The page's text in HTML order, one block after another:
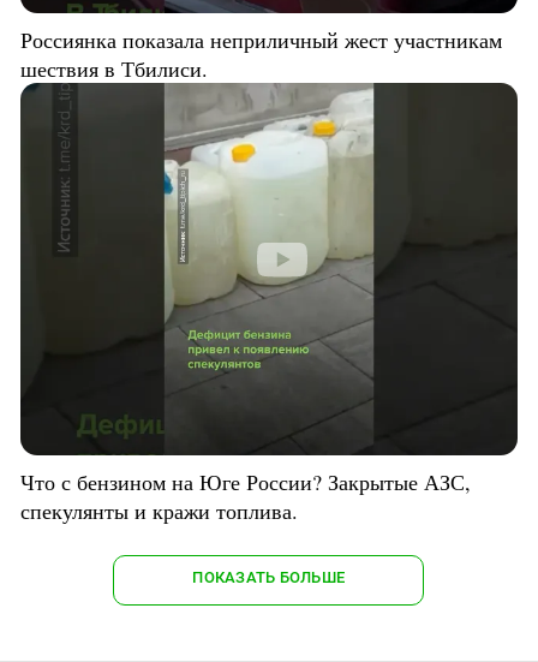
Россиянка показала неприличный жест участникам
шествия в Тбилиси.
Что с бензином на Юге России? Закрытые АЗС,
спекулянты и кражи топлива.
ПОКАЗАТЬ БОЛЬШЕ